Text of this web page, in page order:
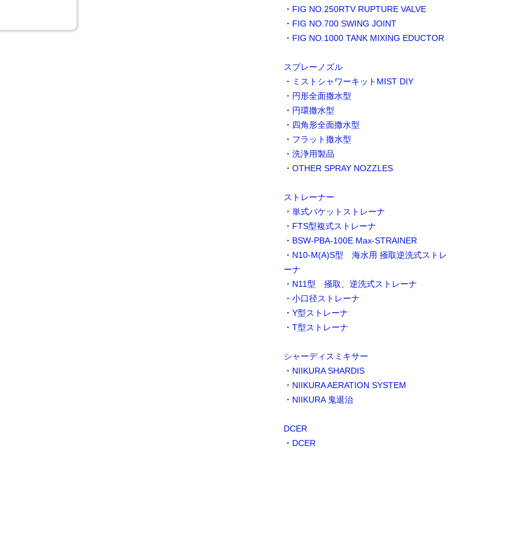
・ FIG NO.250RTV RUPTURE VALVE
・ FIG NO.700 SWING JOINT
・ FIG NO.1000 TANK MIXING EDUCTOR
スプレーノズル
・ ミストシャワーキットMIST DIY
・ 円形全面撒水型
・ 円環撒水型
・ 四角形全面撒水型
・ フラット撒水型
・ 洗浄用製品
・ OTHER SPRAY NOZZLES
ストレーナー
・ 単式バケットストレーナ
・ FTS型複式ストレーナ
・ BSW-PBA-100E Max-STRAINER
・ N10-M(A)S型 海水用 掻取逆洗式ストレ
ーナ
・ N11型 掻取、逆洗式ストレーナ
・ 小口径ストレーナ
・ Y型ストレーナ
・ T型ストレーナ
シャーディスミキサー
・ NIIKURA SHARDIS
・ NIIKURA AERATION SYSTEM
・ NIIKURA 鬼退治
DCER
・ DCER